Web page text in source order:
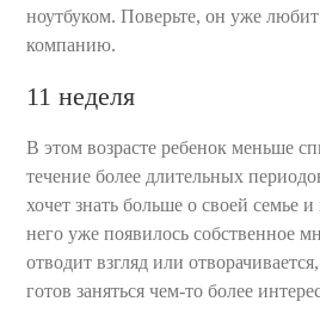
ноутбуком. Поверьте, он уже
компанию.
11 неделя
В этом возрасте ребенок меньше
течение более длительных
хочет знать больше о своей семье
него уже появилось собственное
отводит взгляд или
готов заняться чем-то более